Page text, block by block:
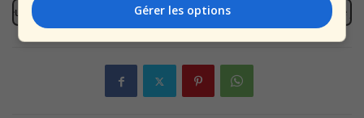
y aller : le pays qui nous aime est devenu plus demandé que
Gérer les options